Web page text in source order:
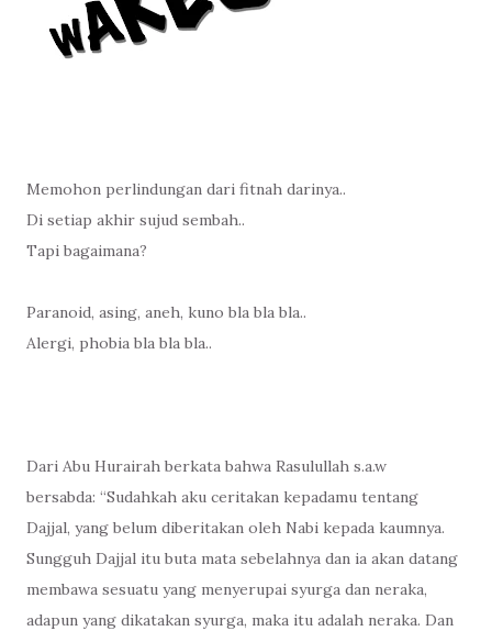
Memohon perlindungan dari fitnah darinya..
Di setiap akhir sujud sembah..
Tapi bagaimana?
Paranoid, asing, aneh, kuno bla bla bla..
Alergi, phobia bla bla bla..
Dari Abu Hurairah berkata bahwa Rasulullah s.a.w
bersabda: “Sudahkah aku ceritakan kepadamu tentang
Dajjal, yang belum diberitakan oleh Nabi kepada kaumnya.
Sungguh Dajjal itu buta mata sebelahnya dan ia akan datang
membawa sesuatu yang menyerupai syurga dan neraka,
adapun yang dikatakan syurga, maka itu adalah neraka. Dan